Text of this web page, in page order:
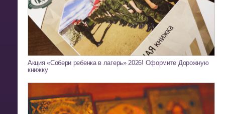
Акция «Собери ребенка в лагерь» 2026! Оформите Дорожную
книжку